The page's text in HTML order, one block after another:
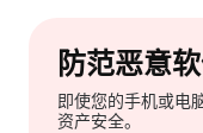
防范恶意
即使您的手机或电
资产安全。